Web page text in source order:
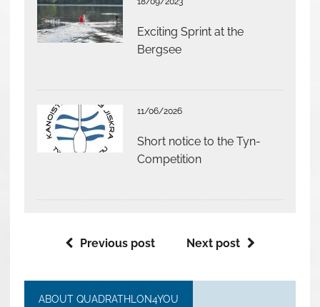
Exciting Sprint at the
Bergsee
11/06/2026
Short notice to the Tyn-
Competition
Previous post Next post
ABOUT QUADRATHLON4YOU